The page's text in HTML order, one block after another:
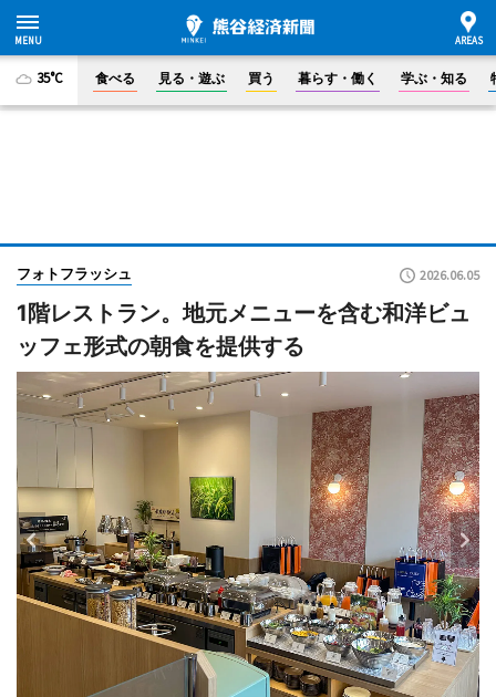
35°C 食べる 見る・遊ぶ 買う 暮らす・働く 学ぶ・知る
フォトフラッシュ 2026.06.05
1階レストラン。地元メニューを含む和洋ビュ
ッフェ形式の朝食を提供する